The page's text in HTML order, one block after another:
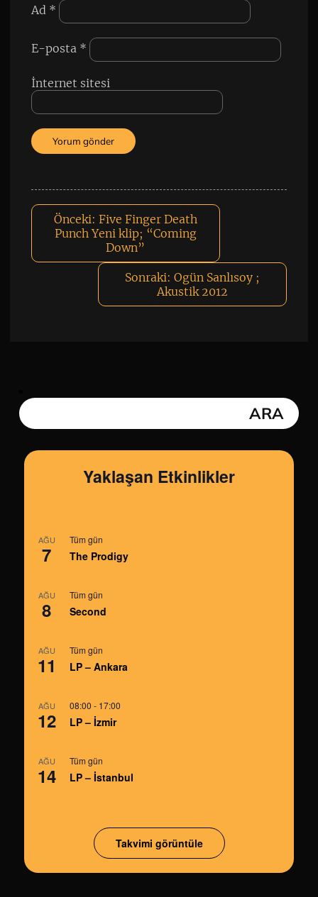
Ad *
E-posta *
İnternet sitesi
Önceki: Five Finger Death
Punch Yeni klip; “Coming
Down”
Sonraki: Ogün Sanlısoy ;
Akustik 2012
Yaklaşan Etkinlikler
AĞU
7
Tüm gün
The Prodigy
AĞU
8
Tüm gün
Second
AĞU
11
Tüm gün
LP – Ankara
AĞU
12
08:00 - 17:00
LP – İzmir
AĞU
14
Tüm gün
LP – İstanbul
Takvimi görüntüle